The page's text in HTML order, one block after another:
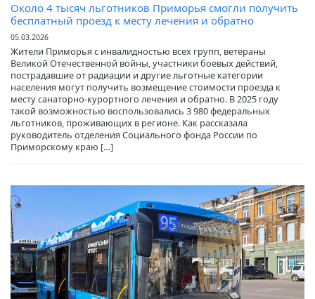
Около 4 тысяч льготников Приморья смогли получить
бесплатный проезд к месту лечения и обратно
05.03.2026
Жители Приморья с инвалидностью всех групп, ветераны
Великой Отечественной войны, участники боевых действий,
пострадавшие от радиации и другие льготные категории
населения могут получить возмещение стоимости проезда к
месту санаторно-курортного лечения и обратно. В 2025 году
такой возможностью воспользовались 3 980 федеральных
льготников, проживающих в регионе. Как рассказала
руководитель отделения Социального фонда России по
Приморскому краю […]